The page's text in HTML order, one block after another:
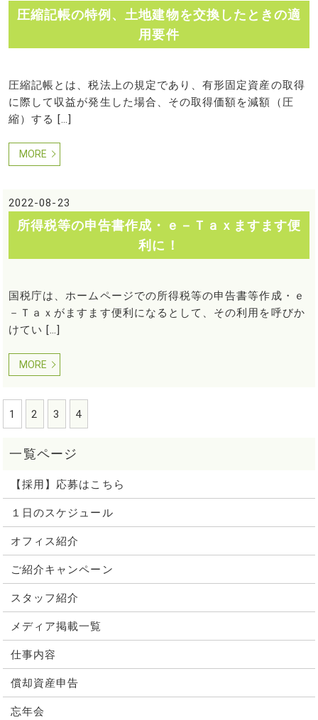
圧縮記帳の特例、土地建物を交換したときの適
用要件
圧縮記帳とは、税法上の規定であり、有形固定資産の取得
に際して収益が発生した場合、その取得価額を減額（圧
縮）する […]
MORE
2022-08-23
所得税等の申告書作成・ｅ－Ｔａｘますます便
利に！
国税庁は、ホームページでの所得税等の申告書等作成・ｅ
－Ｔａｘがますます便利になるとして、その利用を呼びか
けてい […]
MORE
1 2 3 4
【採用】応募はこちら
１日のスケジュール
オフィス紹介
ご紹介キャンペーン
スタッフ紹介
メディア掲載一覧
仕事内容
償却資産申告
忘年会